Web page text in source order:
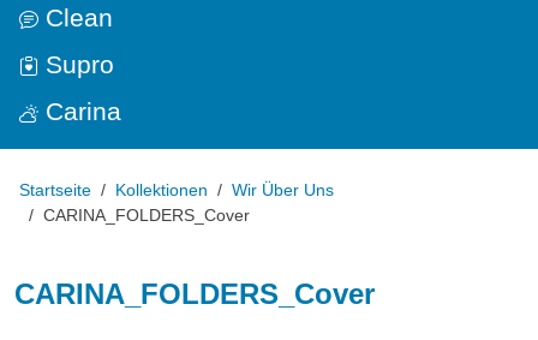
Clean
Supro
Carina
Startseite Kollektionen
Wir Über Uns
CARINA_FOLDERS_Cover
CARINA_FOLDERS_Cover